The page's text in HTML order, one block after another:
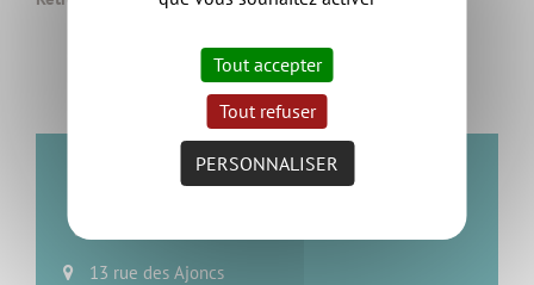
Service Prévention et
13 rue des Ajoncs
Tout accepter
Tout refuser
PERSONNALISER